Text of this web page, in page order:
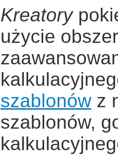
Kreatory
użycie
szablonówz
szablonów,